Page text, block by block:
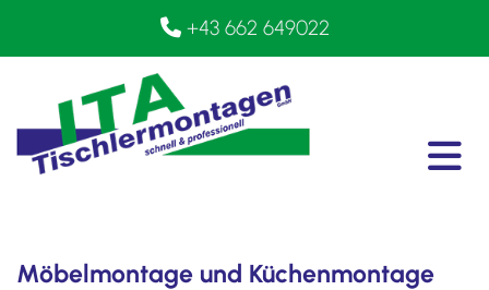
 +43 662 649022
Möbelmontage und Küchenmontage